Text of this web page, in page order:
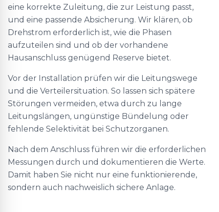
eine korrekte Zuleitung, die zur Leistung passt,
und eine passende Absicherung. Wir klären, ob
Drehstrom erforderlich ist, wie die Phasen
aufzuteilen sind und ob der vorhandene
Hausanschluss genügend Reserve bietet.
Vor der Installation prüfen wir die Leitungswege
und die Verteilersituation. So lassen sich spätere
Störungen vermeiden, etwa durch zu lange
Leitungslängen, ungünstige Bündelung oder
fehlende Selektivität bei Schutzorganen.
Nach dem Anschluss führen wir die erforderlichen
Messungen durch und dokumentieren die Werte.
Damit haben Sie nicht nur eine funktionierende,
sondern auch nachweislich sichere Anlage.